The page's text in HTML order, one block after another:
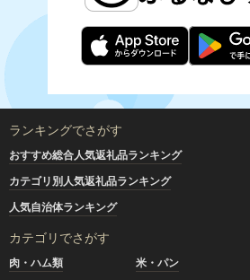
ランキングでさがす
おすすめ総合人気返礼品ランキング
カテゴリ別人気返礼品ランキング
人気自治体ランキング
カテゴリでさがす
肉・ハム類 米・パン